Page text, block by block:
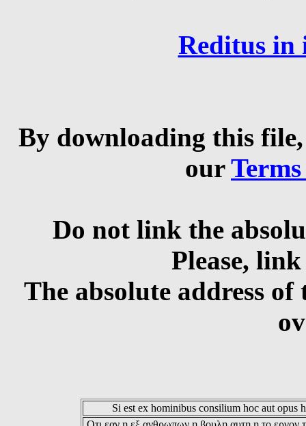
Reditus in
By downloading this
our
Do not link the
Please,
The absolute address
Si est ex hominibus consilium hoc aut opus